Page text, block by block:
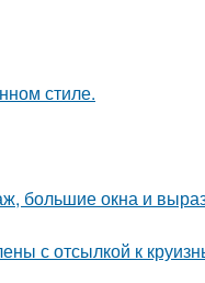
стиле.
большие окна и
с отсылкой к